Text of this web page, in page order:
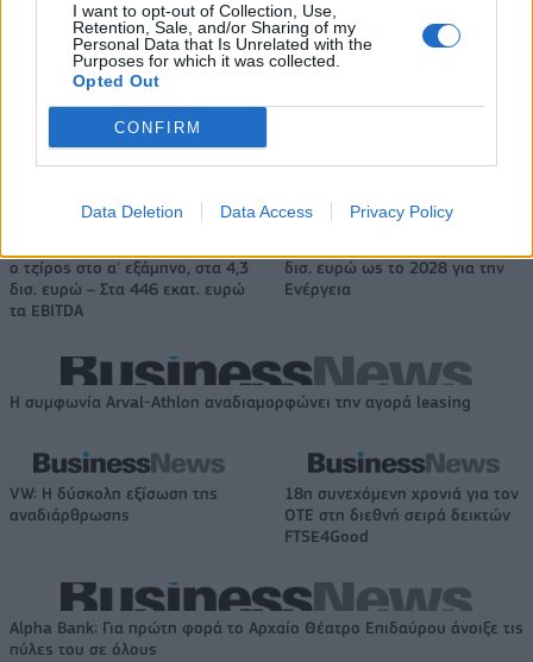
I want to opt-out of Collection, Use,
Retention, Sale, and/or Sharing of my
Personal Data that Is Unrelated with the
Purposes for which it was collected.
Opted Out
CONFIRM
Data Deletion Data Access Privacy Policy
ανάρτηση που έκανε
HELLENiQ ENERGY: Κέρδη 393 εκατ. ευρώ στο α' εξάμηνο – Στα 734
εκατ. ευρώ τα EBITDA
ο τζίρος στο α' εξάμηνο, στα 4,3
δισ. ευρώ – Στα 446 εκατ. ευρώ
τα EBITDA
δισ. ευρώ ως το 2028 για την
Ενέργεια
Η συμφωνία Arval-Athlon αναδιαμορφώνει την αγορά leasing
VW: Η δύσκολη εξίσωση της
αναδιάρθρωσης
18η συνεχόμενη χρονιά για τον
ΟΤΕ στη διεθνή σειρά δεικτών
FTSE4Good
Alpha Bank: Για πρώτη φορά το Αρχαίο Θέατρο Επιδαύρου άνοιξε τις
πύλες του σε όλους